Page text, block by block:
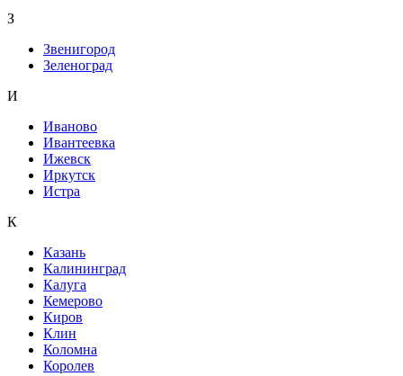
З
Звенигород
Зеленоград
И
Иваново
Ивантеевка
Ижевск
Иркутск
Истра
К
Казань
Калининград
Калуга
Кемерово
Киров
Клин
Коломна
Королев